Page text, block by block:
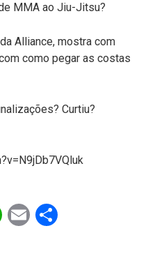
MMA ao Jiu-Jitsu?
Alliance, mostra com
como pegar as costas
Curtiu?
WhatsApp
EmailShare